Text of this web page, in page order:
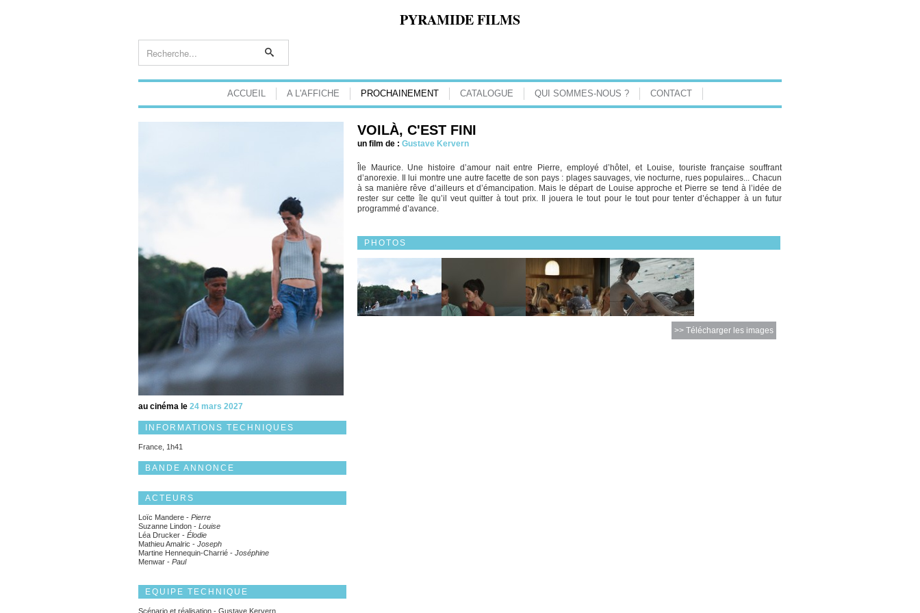
PYRAMIDE FILMS
ACCUEIL A L'AFFICHE PROCHAINEMENT CATALOGUE QUI SOMMES-NOUS ? CONTACT
au cinéma le 24 mars 2027
INFORMATIONS TECHNIQUES
France, 1h41
BANDE ANNONCE
ACTEURS
Loïc Mandere - Pierre
Suzanne Lindon - Louise
Léa Drucker - Élodie
Mathieu Amalric - Joseph
Martine Hennequin-Charrié - Joséphine
Menwar - Paul
EQUIPE TECHNIQUE
Scénario et réalisation - Gustave Kervern
VOILÀ, C'EST FINI
un film de : Gustave Kervern
Île Maurice. Une histoire d’amour nait entre Pierre, employé d’hôtel, et Louise, touriste française souffrant
d’anorexie. Il lui montre une autre facette de son pays : plages sauvages, vie nocturne, rues populaires... Chacun
à sa manière rêve d’ailleurs et d’émancipation. Mais le départ de Louise approche et Pierre se tend à l’idée de
rester sur cette île qu’il veut quitter à tout prix. Il jouera le tout pour le tout pour tenter d’échapper à un futur
programmé d’avance.
PHOTOS
>> Télécharger les images